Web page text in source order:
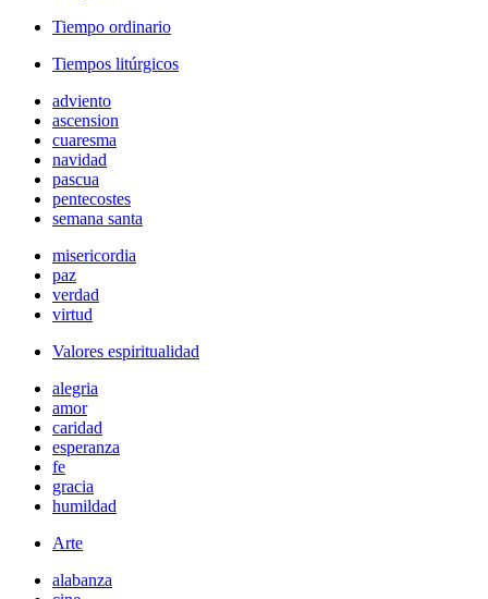
Tiempo ordinario
Tiempos litúrgicos
adviento
ascension
cuaresma
navidad
pascua
pentecostes
semana santa
misericordia
paz
verdad
virtud
Valores espiritualidad
alegria
amor
caridad
esperanza
fe
gracia
humildad
Arte
alabanza